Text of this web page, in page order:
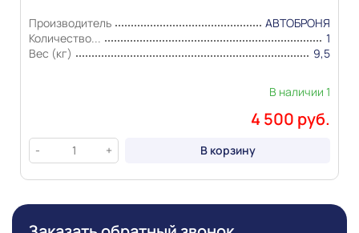
Производитель
АВТОБРОНЯ
Количество...
1
Вес (кг)
9,5
В наличии 1
4 500 руб.
- + В корзину